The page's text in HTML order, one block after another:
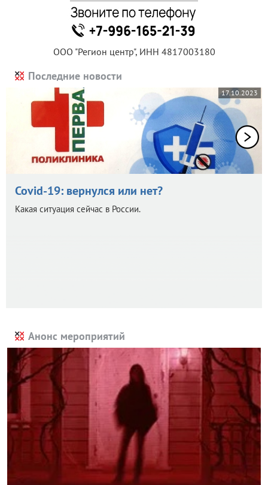
ООО "Регион центр", ИНН 4817003180
Последние новости
17.10.2023
Covid-19: вернулся или нет?
Какая ситуация сейчас в России.
Анонс мероприятий